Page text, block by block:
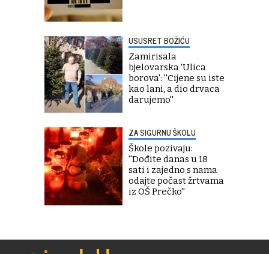
USUSRET BOŽIĆU
Zamirisala
bjelovarska 'Ulica
borova': ''Cijene su iste
kao lani, a dio drvaca
darujemo''
ZA SIGURNU ŠKOLU
Škole pozivaju:
''Dođite danas u 18
sati i zajedno s nama
odajte počast žrtvama
iz OŠ Prečko''